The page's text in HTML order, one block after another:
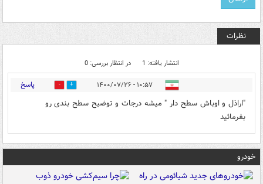
نظرات
انتشار یافته: 1 در انتظار بررسی: 0
۱۰:۵۷ - ۱۴۰۰/۰۷/۲۶ 2 پاسخ
"اراذل و اوباش سطح دار " میشه درجات و توضیح سطح بندی رو
بفرمائید
خودرو